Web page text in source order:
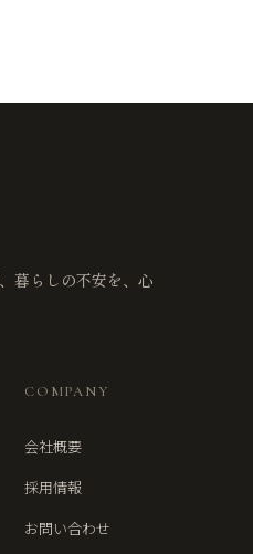
暮らしの不安を、心
COMPANY
会社概要
採用情報
お問い合わせ